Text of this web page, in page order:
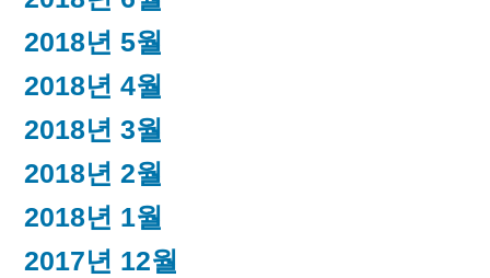
2018년 5월
2018년 4월
2018년 3월
2018년 2월
2018년 1월
2017년 12월